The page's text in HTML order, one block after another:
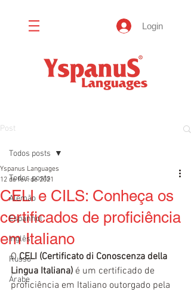
Login
Post
Todos posts
Alemão
Espanhol
Inglês
Russo
Árabe
Todos posts
CELI e CILS: Conheça os
certificados de proficiência
em Italiano
Yspanus Languages
12 de fev. de 2021
O CELI (Certificato di Conoscenza della
Lingua Italiana) é um certificado de
proficiência em Italiano outorgado pela